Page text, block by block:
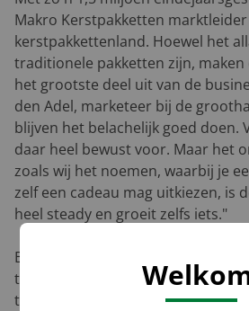
Makro Kerstpakketten
kerstpakkettenland. Hoewel het
traditionele pakketten zijn,
het grootste deel uit van de
den Adel, marketeer bij de
blijven het belachelijk goed doen.
daar heel bewust voor. Maar het
zoals wij het noemen, waarbij je
zelf een cadeau mag uitkiezen, is
heel steady en groeit zelfs iets."
Bart Poierrié van
tot 300.000 kerstgeschenken per
tegenovergestelde trend. "Bonnen